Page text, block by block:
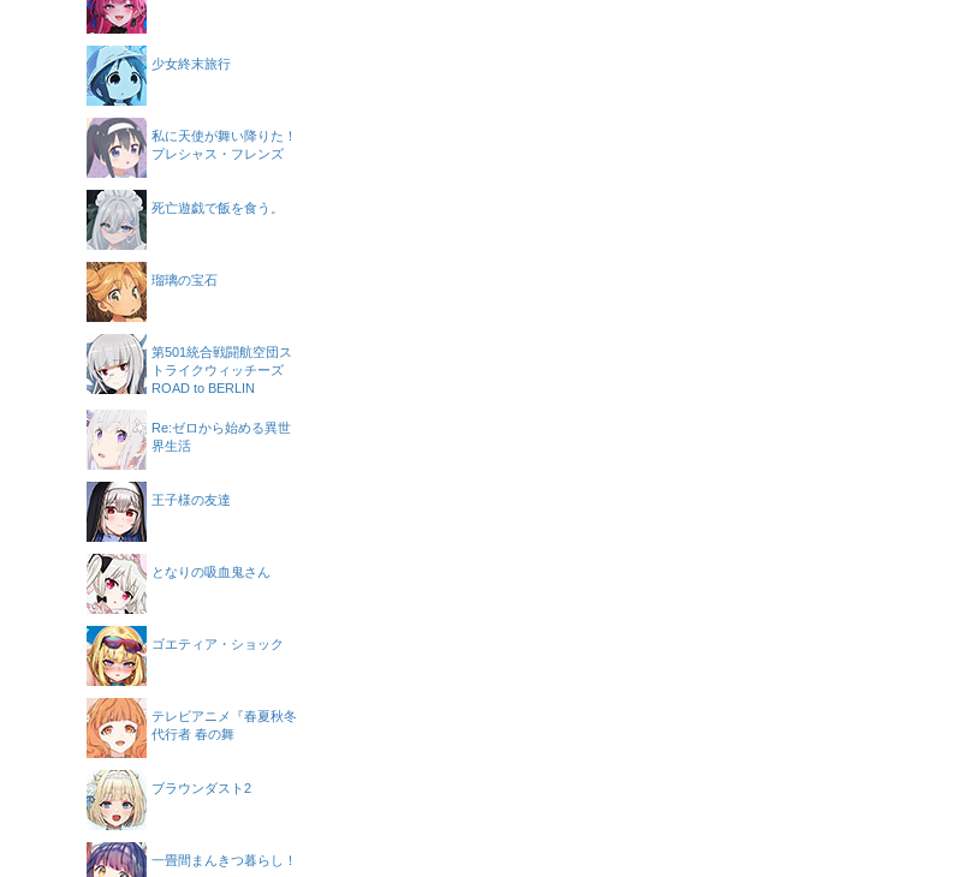
少女終末旅行
私に天使が舞い降りた！
プレシャス・フレンズ
死亡遊戯で飯を食う。
瑠璃の宝石
第501統合戦闘航空団ス
トライクウィッチーズ
ROAD to BERLIN
Re:ゼロから始める異世
界生活
王子様の友達
となりの吸血鬼さん
ゴエティア・ショック
テレビアニメ『春夏秋冬
代行者 春の舞
ブラウンダスト2
一畳間まんきつ暮らし！